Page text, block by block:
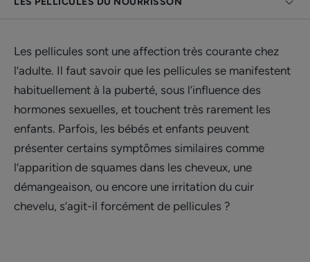
Les pellicules sont une affection très courante chez
l’adulte. Il faut savoir que les pellicules se manifestent
habituellement à la puberté, sous l’influence des
hormones sexuelles, et touchent très rarement les
enfants. Parfois, les bébés et enfants peuvent
présenter certains symptômes similaires comme
l’apparition de squames dans les cheveux, une
démangeaison, ou encore une irritation du cuir
chevelu, s’agit-il forcément de pellicules ?